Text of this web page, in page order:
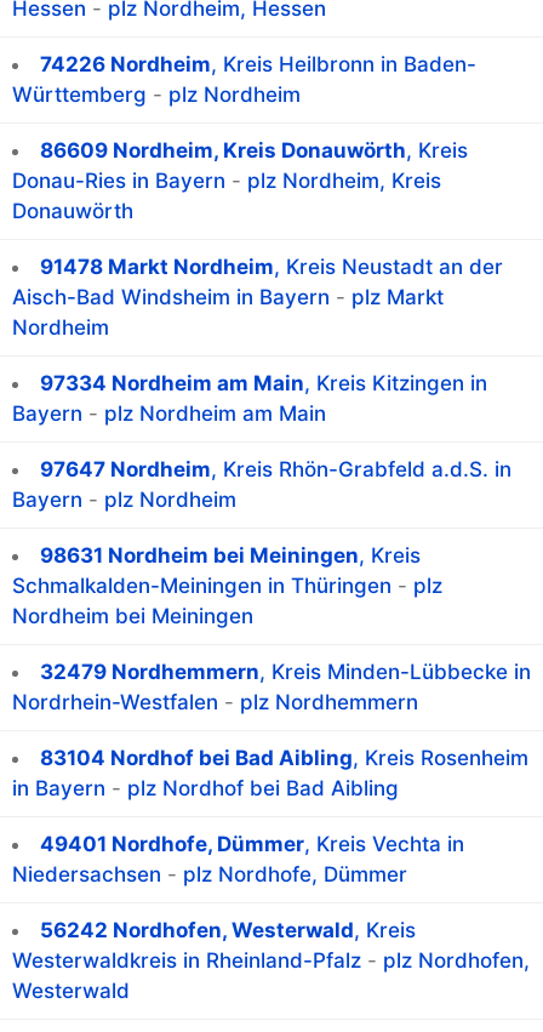
Hessen - plz Nordheim, Hessen
74226 Nordheim, Kreis Heilbronn in Baden-
Württemberg - plz Nordheim
86609 Nordheim, Kreis Donauwörth, Kreis
Donau-Ries in Bayern - plz Nordheim, Kreis
Donauwörth
91478 Markt Nordheim, Kreis Neustadt an der
Aisch-Bad Windsheim in Bayern - plz Markt
Nordheim
97334 Nordheim am Main, Kreis Kitzingen in
Bayern - plz Nordheim am Main
97647 Nordheim, Kreis Rhön-Grabfeld a.d.S. in
Bayern - plz Nordheim
98631 Nordheim bei Meiningen, Kreis
Schmalkalden-Meiningen in Thüringen - plz
Nordheim bei Meiningen
32479 Nordhemmern, Kreis Minden-Lübbecke in
Nordrhein-Westfalen - plz Nordhemmern
83104 Nordhof bei Bad Aibling, Kreis Rosenheim
in Bayern - plz Nordhof bei Bad Aibling
49401 Nordhofe, Dümmer, Kreis Vechta in
Niedersachsen - plz Nordhofe, Dümmer
56242 Nordhofen, Westerwald, Kreis
Westerwaldkreis in Rheinland-Pfalz - plz Nordhofen,
Westerwald